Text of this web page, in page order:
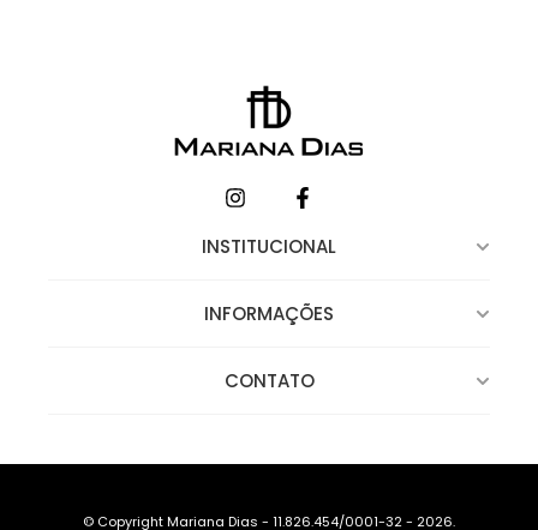
INSTITUCIONAL
INFORMAÇÕES
CONTATO
© Copyright Mariana Dias - 11.826.454/0001-32 - 2026.